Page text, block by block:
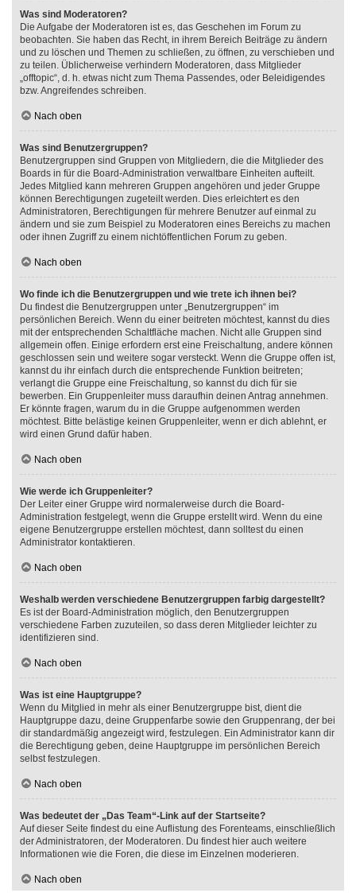
Was sind Moderatoren?
Die Aufgabe der Moderatoren ist es, das Geschehen im Forum zu
beobachten. Sie haben das Recht, in ihrem Bereich Beiträge zu ändern
und zu löschen und Themen zu schließen, zu öffnen, zu verschieben und
zu teilen. Üblicherweise verhindern Moderatoren, dass Mitglieder
„offtopic“, d. h. etwas nicht zum Thema Passendes, oder Beleidigendes
bzw. Angreifendes schreiben.
Nach oben
Was sind Benutzergruppen?
Benutzergruppen sind Gruppen von Mitgliedern, die die Mitglieder des
Boards in für die Board-Administration verwaltbare Einheiten aufteilt.
Jedes Mitglied kann mehreren Gruppen angehören und jeder Gruppe
können Berechtigungen zugeteilt werden. Dies erleichtert es den
Administratoren, Berechtigungen für mehrere Benutzer auf einmal zu
ändern und sie zum Beispiel zu Moderatoren eines Bereichs zu machen
oder ihnen Zugriff zu einem nichtöffentlichen Forum zu geben.
Nach oben
Wo finde ich die Benutzergruppen und wie trete ich ihnen bei?
Du findest die Benutzergruppen unter „Benutzergruppen“ im
persönlichen Bereich. Wenn du einer beitreten möchtest, kannst du dies
mit der entsprechenden Schaltfläche machen. Nicht alle Gruppen sind
allgemein offen. Einige erfordern erst eine Freischaltung, andere können
geschlossen sein und weitere sogar versteckt. Wenn die Gruppe offen ist,
kannst du ihr einfach durch die entsprechende Funktion beitreten;
verlangt die Gruppe eine Freischaltung, so kannst du dich für sie
bewerben. Ein Gruppenleiter muss daraufhin deinen Antrag annehmen.
Er könnte fragen, warum du in die Gruppe aufgenommen werden
möchtest. Bitte belästige keinen Gruppenleiter, wenn er dich ablehnt, er
wird einen Grund dafür haben.
Nach oben
Wie werde ich Gruppenleiter?
Der Leiter einer Gruppe wird normalerweise durch die Board-
Administration festgelegt, wenn die Gruppe erstellt wird. Wenn du eine
eigene Benutzergruppe erstellen möchtest, dann solltest du einen
Administrator kontaktieren.
Nach oben
Weshalb werden verschiedene Benutzergruppen farbig dargestellt?
Es ist der Board-Administration möglich, den Benutzergruppen
verschiedene Farben zuzuteilen, so dass deren Mitglieder leichter zu
identifizieren sind.
Nach oben
Was ist eine Hauptgruppe?
Wenn du Mitglied in mehr als einer Benutzergruppe bist, dient die
Hauptgruppe dazu, deine Gruppenfarbe sowie den Gruppenrang, der bei
dir standardmäßig angezeigt wird, festzulegen. Ein Administrator kann dir
die Berechtigung geben, deine Hauptgruppe im persönlichen Bereich
selbst festzulegen.
Nach oben
Was bedeutet der „Das Team“-Link auf der Startseite?
Auf dieser Seite findest du eine Auflistung des Forenteams, einschließlich
der Administratoren, der Moderatoren. Du findest hier auch weitere
Informationen wie die Foren, die diese im Einzelnen moderieren.
Nach oben